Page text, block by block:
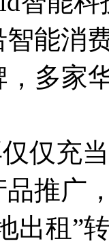
能消
，多家
仅充
推广
出租”